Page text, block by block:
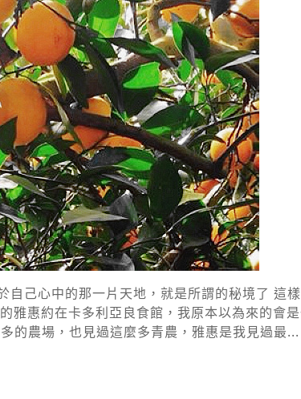
己心中的那一片天地，就是所謂的秘境了 這
惠約在卡多利亞良食館，我原本以為來的會是
的農場，也見過這麼多青農，雅惠是我見過最...